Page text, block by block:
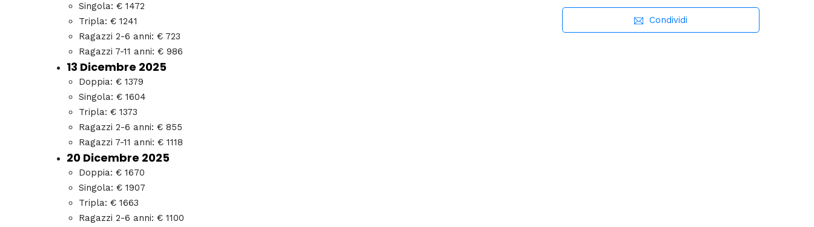
Condividi
Singola: € 1472
Tripla: € 1241
Ragazzi 2-6 anni: € 723
Ragazzi 7-11 anni: € 986
13 Dicembre 2025
Doppia: € 1379
Singola: € 1604
Tripla: € 1373
Ragazzi 2-6 anni: € 855
Ragazzi 7-11 anni: € 1118
20 Dicembre 2025
Doppia: € 1670
Singola: € 1907
Tripla: € 1663
Ragazzi 2-6 anni: € 1100